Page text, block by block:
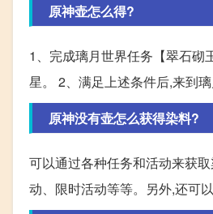
原神壶怎么得?
1、完成璃月世界任务【翠石砌
星。 2、满足上述条件后,来到璃
原神没有壶怎么获得染料?
可以通过各种任务和活动来获
动、限时活动等等。另外,还可以